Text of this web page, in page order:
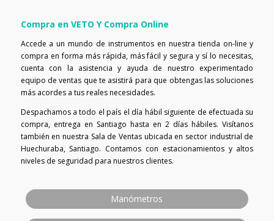
Compra en VETO Y Compra Online
Accede a un mundo de instrumentos en nuestra tienda on-line y
compra en forma más rápida, más fácil y segura y sí lo necesitas,
cuenta con la asistencia y ayuda de nuestro experimentado
equipo de ventas que te asistirá para que obtengas las soluciones
más acordes a tus reales necesidades.
Despachamos a todo el país el día hábil siguiente de efectuada su
compra, entrega en Santiago hasta en 2 días hábiles. Visítanos
también en nuestra Sala de Ventas ubicada en sector industrial de
Huechuraba, Santiago. Contamos con estacionamientos y altos
niveles de seguridad para nuestros clientes.
Manómetros